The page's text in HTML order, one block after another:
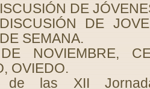
DE
DE
SEMANA.
NOVIEMBRE,
OVIEDO.
de las XII